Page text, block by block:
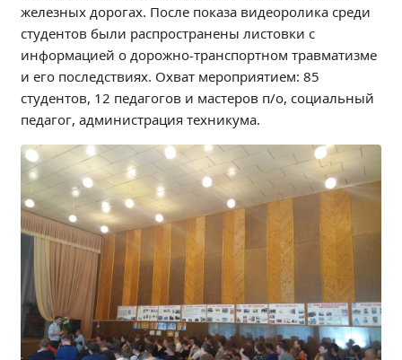
Обращения онлайн
Контакты
Региональный центр по профилактике ДДТТ
Учебно-производственный комплекс
Центр карьеры
Противодействие коррупции
Всероссийское чемпионатное движение
Региональная инновационная площадка
СВЕДЕНИЯ ОБ ОБРАЗОВАТЕЛЬНОЙ ОРГАНИЗАЦИИ
Основные сведения
Структура и органы управления образовательной
организацией
Документы
железных дорогах. После показа видеоролика среди
студентов были распространены листовки с
информацией о дорожно-транспортном травматизме
и его последствиях. Охват мероприятием: 85
студентов, 12 педагогов и мастеров п/о, социальный
педагог, администрация техникума.